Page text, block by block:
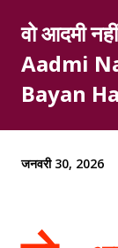
वो आदमी
Aadmi
Bayan
जनवरी 30, 2026